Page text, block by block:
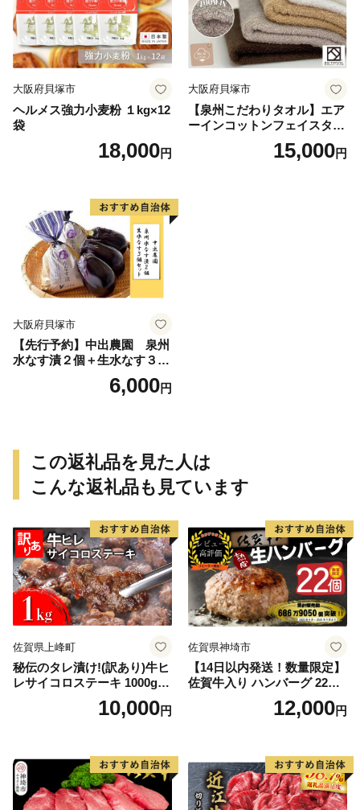
大阪府貝塚市
ヘルメス強力小麦粉 １kg×12
袋
18,000円
大阪府貝塚市
【泉州こだわりタオル】エア
ーインコットンフェイスタオ
15,000円
大阪府貝塚市
【先行予約】中出農園 泉州
水なす漬２個＋生水なす３個
6,000円
この返礼品を見た人は
こんな返礼品も見ています
佐賀県上峰町
秘伝のタレ漬け!(訳あり)牛ヒ
レサイコロステーキ 1000g
10,000円
佐賀県神埼市
【14日以内発送！数量限定】
佐賀牛入り ハンバーグ 22個
2.6kg(120g×22個)【佐賀牛
黒毛和牛 ブランド牛 九州 ハ
気】(H083106)
12,000円